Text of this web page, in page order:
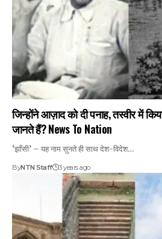
जिन्होंने आज़ाद को दी पनाह, तस्वीर में
जानते हैं? News To Nation
‘झाँसी’ – यह नाम सुनते ही साथ देश-विदेश…
ByNTN Staff 3 years ago